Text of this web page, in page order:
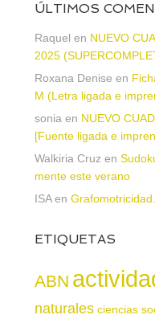
ÚLTIMOS
Raquel en NUEVO
2025
Roxana Denise en
M (Letra ligada e
sonia en NUEVO
[Fuente ligada e
Walkiria Cruz en
mente este verano
ISAen
ETIQUETAS
ABN
naturales ciencias